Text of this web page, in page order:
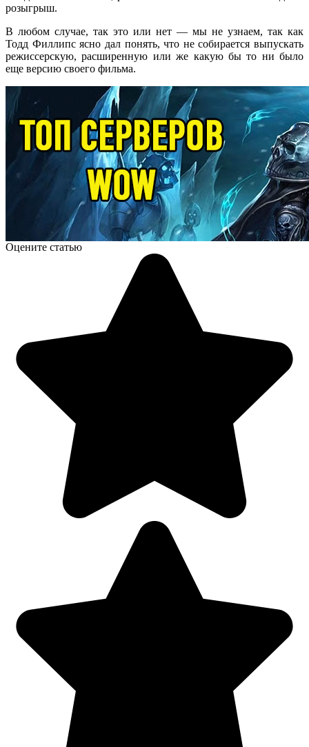
розыгрыш.
В любом случае, так это или нет — мы не узнаем, так как
Тодд Филлипс ясно дал понять, что не собирается выпускать
режиссерскую, расширенную или же какую бы то ни было
еще версию своего фильма.
Оцените статью